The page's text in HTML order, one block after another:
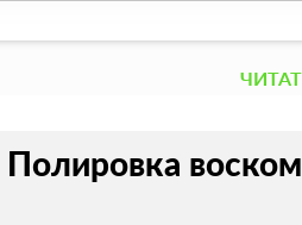
Полировка